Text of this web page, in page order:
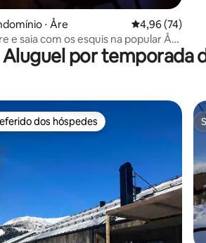
⋅ Åre 4,96 de uma
4,96 (74)
e saia com os esquis na popular Åre
Aluguel por temporada
dos hóspedes
dos hóspedes